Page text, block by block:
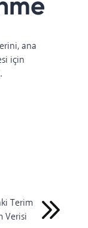
ana
için
Terim
Verisi